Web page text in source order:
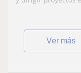
ver más